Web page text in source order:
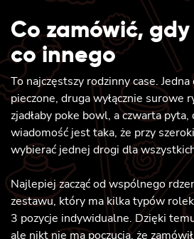
Co zamówić,
co innego
To najczęstszy rodzinny case.
pieczone, druga wyłącznie surowe
zjadłaby poke bowl, a czwarta pyta,
wiadomość jest taka, że przy
wybierać jednej drogi dla
Najlepiej zacząć od wspólnego
zestawu, który ma kilka typów
3 pozycje indywidualne. Dzięki
ale nikt nie ma poczucia, że